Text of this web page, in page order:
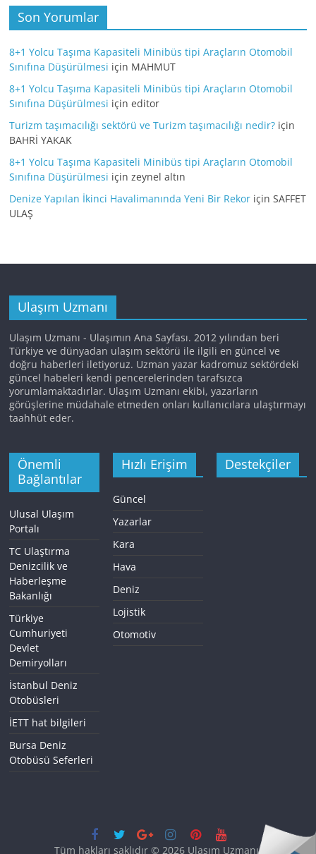
Son Yorumlar
8+1 Yolcu Taşıma Kapasiteli Minibüs tipi Araçların Otomobil
Sınıfına Düşürülmesi için MAHMUT
8+1 Yolcu Taşıma Kapasiteli Minibüs tipi Araçların Otomobil
Sınıfına Düşürülmesi içineditor
Turizm taşımacılığı sektörü ve Turizm taşımacılığı nedir? için
BAHRİ YAKAK
8+1 Yolcu Taşıma Kapasiteli Minibüs tipi Araçların Otomobil
Sınıfına Düşürülmesi içinzeynel altın
Denize Yapılan İkinci Havalimanında Yeni Bir Rekor içinSAFFET
ULAŞ
Ulaşım Uzmanı
Ulaşım Uzmanı - Ulaşımın Ana Sayfası. 2012 yılından beri
Türkiye ve dünyadan ulaşım sektörü ile ilgili en güncel ve
doğru haberleri iletiyoruz. Uzman yazar kadromuz sektördeki
güncel habeleri kendi pencerelerinden tarafsızca
yorumlamaktadırlar. Ulaşım Uzmanı ekibi, yazarların
görüşlerine müdahale etmeden onları kullanıcılara ulaştırmayı
taahhüt eder.
Önemli
Bağlantılar
Ulusal Ulaşım
Portalı
TC Ulaştırma
Denizcilik ve
Haberleşme
Bakanlığı
Türkiye
Cumhuriyeti
Devlet
Demiryolları
İstanbul Deniz
Otobüsleri
İETT hat bilgileri
Bursa Deniz
Otobüsü Seferleri
Hızlı Erişim
Güncel
Yazarlar
Kara
Hava
Deniz
Lojistik
Otomotiv
Destekçiler
Tüm hakları saklıdır © 2026 Ulaşım Uzmanı.